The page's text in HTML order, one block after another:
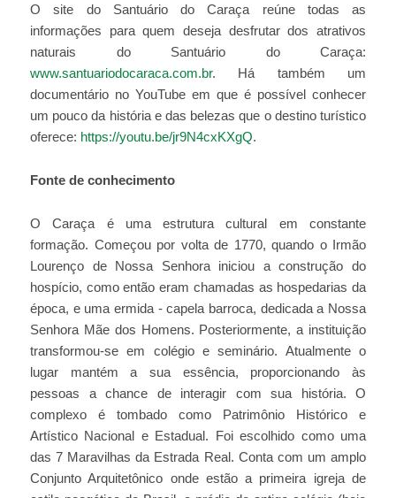
O site do Santuário do Caraça reúne todas as
informações para quem deseja desfrutar dos atrativos
naturais do Santuário do Caraça:
www.santuariodocaraca.com.br. Há também um
documentário no YouTube em que é possível conhecer
um pouco da história e das belezas que o destino turístico
oferece: https://youtu.be/jr9N4cxKXgQ.
Fonte de conhecimento
O Caraça é uma estrutura cultural em constante
formação. Começou por volta de 1770, quando o Irmão
Lourenço de Nossa Senhora iniciou a construção do
hospício, como então eram chamadas as hospedarias da
época, e uma ermida - capela barroca, dedicada a Nossa
Senhora Mãe dos Homens. Posteriormente, a instituição
transformou-se em colégio e seminário. Atualmente o
lugar mantém a sua essência, proporcionando às
pessoas a chance de interagir com sua história. O
complexo é tombado como Patrimônio Histórico e
Artístico Nacional e Estadual. Foi escolhido como uma
das 7 Maravilhas da Estrada Real. Conta com um amplo
Conjunto Arquitetônico onde estão a primeira igreja de